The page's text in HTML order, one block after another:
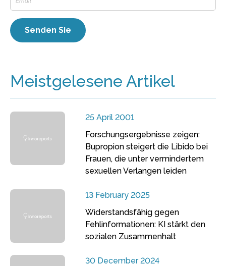
Meistgelesene Artikel
25 April 2001
Forschungsergebnisse zeigen:
Bupropion steigert die Libido bei
Frauen, die unter vermindertem
sexuellen Verlangen leiden
13 February 2025
Widerstandsfähig gegen
Fehlinformationen: KI stärkt den
sozialen Zusammenhalt
30 December 2024